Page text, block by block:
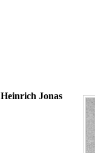
Heinrich Jonas